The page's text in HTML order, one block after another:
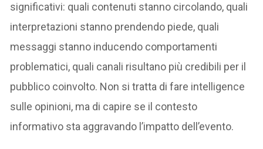
significativi: quali contenuti stanno circolando, quali
interpretazioni stanno prendendo piede, quali
messaggi stanno inducendo comportamenti
problematici, quali canali risultano più credibili per il
pubblico coinvolto. Non si tratta di fare intelligence
sulle opinioni, ma di capire se il contesto
informativo sta aggravando l’impatto dell’evento.